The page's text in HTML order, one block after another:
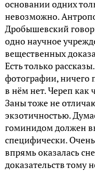
основании одних
невозможно.
Дробышевский
одно научное
вещественных
Есть только
фотографии, ничего
в нём нет. Череп как
Заны тоже не
экзотичностью.
гоминидом должен
специфически.
впрямь оказалась
доказательств тому